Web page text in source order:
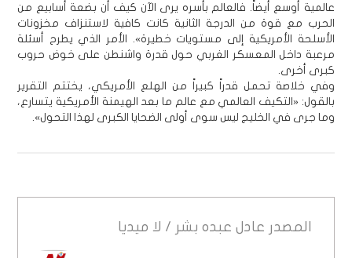
عالمية أوسع أيضاً. فالعالم بأسره يرى الآن كيف أن بضعة أسابيع من
الحرب مع قوة من الدرجة الثانية كانت كافية لاستنزاف مخزونات
الأسلحة الأمريكية إلى مستويات خطيرة». الأمر الذي يطرح أسئلة
مرعبة داخل المعسكر الغربي حول قدرة واشنطن على خوض حروب
كبرى أخرى.
وفي خلاصة تحمل قدراً كبيراً من الهلع الأمريكي، يختتم التقرير
بالقول: «التكيف العالمي مع عالم ما بعد الهيمنة الأمريكية يتسارع،
وما جرى في الخليج ليس سوى أولى الضحايا الكبرى لهذا التحول».
المصدر عادل عبده بشر / لا ميديا